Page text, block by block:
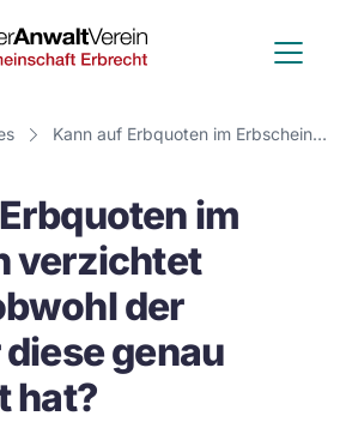
Deutscher
Anwalt
Verein
Erbrecht
Kann auf Erbquoten im Erbschein verzichtet werden, obwohl der Erblasser diese genau festgelegt hat?
im
verzichtet
der
genau
hat?